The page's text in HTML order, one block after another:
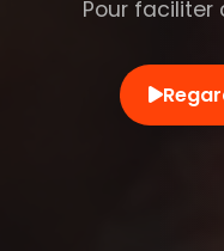
Pour faciliter